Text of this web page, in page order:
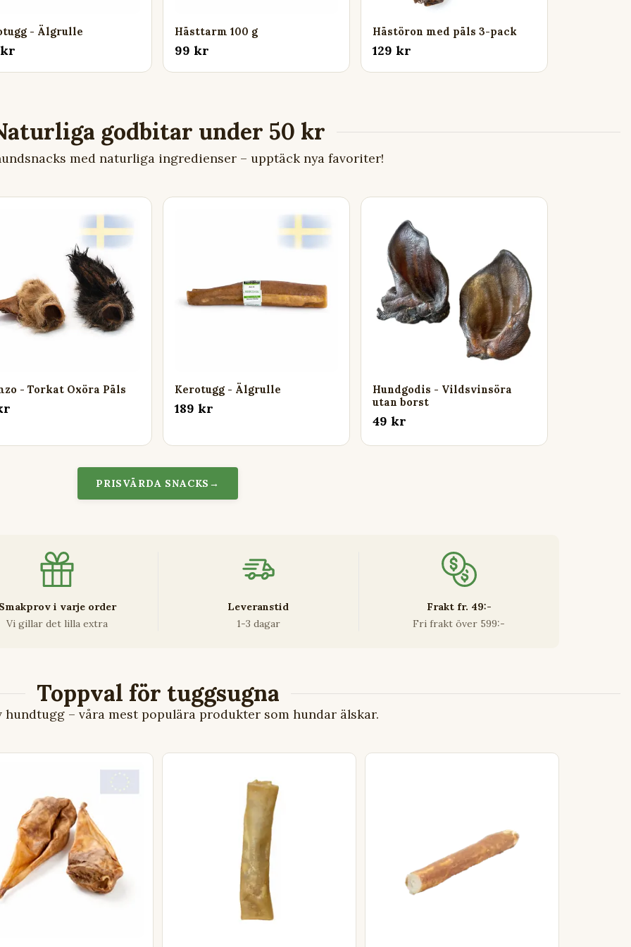
- Älgrulle
kr
Hästtarm 100 g
99 kr
Hästöron med päls 3-pack
129 kr
med naturliga ingredienser – upptäck nya favoriter!
- Torkat Oxöra Päls Kerotugg - Älgrulle
189 kr
Hundgodis - Vildsvinsöra
utan borst
49 kr
PRISVÄRDA SNACKS →
i varje order
Vi gillar det lilla extra
Leveranstid
1-3 dagar
Frakt fr. 49:-
Fri frakt över 599:-
hundtugg – våra mest populära produkter som hundar älskar.